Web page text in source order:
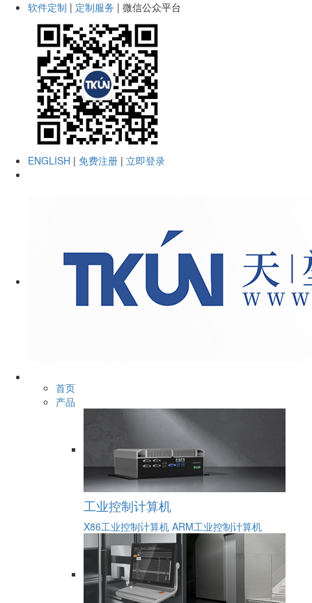
软件定制 | 定制服务 | 微信公众平台
ENGLISH | 免费注册 | 立即登录
首页
产品
工业控制计算机
X86工业控制计算机 ARM工业控制计算机